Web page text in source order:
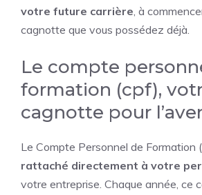
votre future carrière, à
cagnotte que vous possédez déjà.
Le compte
formation (cpf),
cagnotte pour
Le Compte Personnel de Formation
rattaché directement à votre
votre entreprise. Chaque année, ce